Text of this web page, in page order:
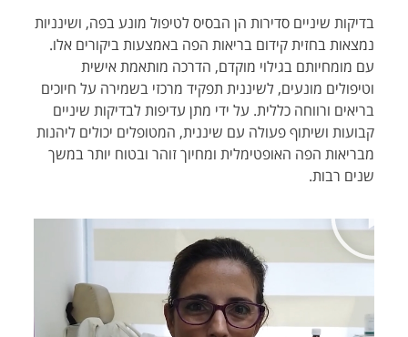
בדיקות שיניים סדירות הן הבסיס לטיפול מונע בפה, ושינניות
נמצאות בחזית קידום בריאות הפה באמצעות ביקורים אלו.
עם מומחיותם בגילוי מוקדם, הדרכה מותאמת אישית
וטיפולים מונעים, לשיננית תפקיד מרכזי בשמירה על חיוכים
בריאים ורווחה כללית. על ידי מתן עדיפות לבדיקות שיניים
קבועות ושיתוף פעולה עם שיננית, המטופלים יכולים ליהנות
מבריאות הפה האופטימלית ומחיוך זוהר ובטוח יותר במשך
שנים רבות.